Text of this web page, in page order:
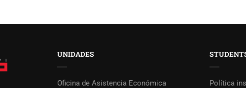
UNIDADES
Oficina de Asistencia Económica Política